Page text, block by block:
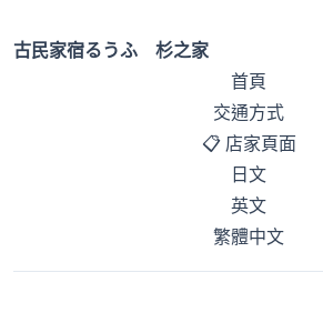
古民家宿るうふ 杉之家
首頁
交通方式
📋 店家頁面
日文
英文
繁體中文